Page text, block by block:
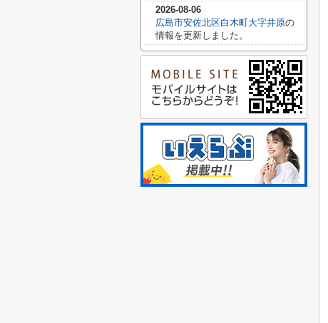
2026-08-06
広島市安佐北区白木町大字井原の
情報を更新しました。